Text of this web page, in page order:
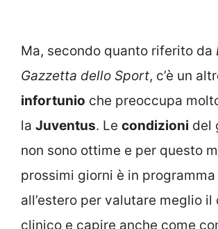
Ma, secondo quanto riferito da
Gazzetta dello Sport, c’è un
infortunio che preoccupa
la Juventus. Le condizioni del
non sono ottime e per questo
prossimi giorni è in
all’estero per valutare meglio il
clinico e capire anche come